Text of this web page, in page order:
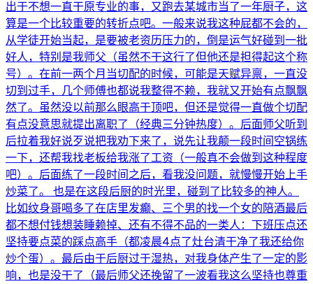
出于不想一直干原专业的事，又跑去某城市当了一年厨子，这
算是一个比较重要的转折点吧。一般来说我这种屁都不会的，
从学徒开始当起，是要被老资历压力的，倒是运气好碰到一批
好人，特别是我师父（虽然不干这行了但他还是担得起这个称
号）。在前一两个月当切配的时候，可能是天赋异禀，一直没
切到过手，几个师傅也都说我整得不赖，我就又开始有点飘飘
然了。虽然没以前那么眼高于顶吧，但还是觉得一直做个切配
有点没意思就提出离职了（经典三分钟热度）。后面师父听到
后拉着我好说歹说把我劝下来了，说先让我颠一段时间空锅练
一下，还帮我找老板给我涨了工资（一般真不会做到这种程度
吧）。后面练了一段时间之后，看我没问题，就慢慢开始上手
炒菜了。 也是在这段后厨的时光里，碰到了比较多的神人。
比如纹身哥喝多了在店里发癫、三个男的找一个女的陪酒最后
都不想付钱想装睡赖掉、还有不得不品的一类人：下班压点还
坚持要点菜的踩点高手（都凌晨4点了灶台清干净了我还给你
炒个蛋）。最后由于后厨过于湿热，对我身体产生了一定的影
响，也是没干了（最后师父还挽留了一波看我这么坚持也尊重